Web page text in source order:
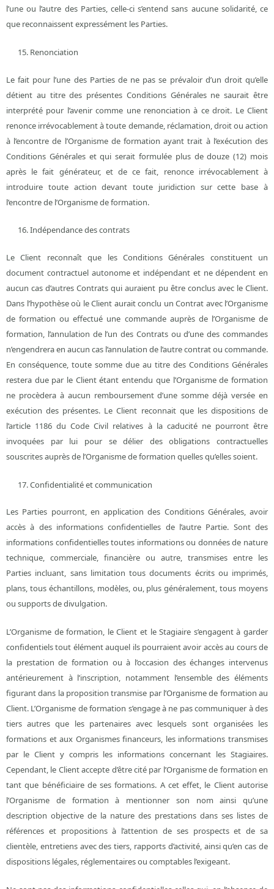
l’une ou l’autre des Parties, celle-ci s’entend sans aucune solidarité, ce
que reconnaissent expressément les Parties.
Renonciation
Le fait pour l’une des Parties de ne pas se prévaloir d’un droit qu’elle
détient au titre des présentes Conditions Générales ne saurait être
interprété pour l’avenir comme une renonciation à ce droit. Le Client
renonce irrévocablement à toute demande, réclamation, droit ou action
à l’encontre de l’Organisme de formation ayant trait à l’exécution des
Conditions Générales et qui serait formulée plus de douze (12) mois
après le fait générateur, et de ce fait, renonce irrévocablement à
introduire toute action devant toute juridiction sur cette base à
l’encontre de l’Organisme de formation.
Indépendance des contrats
Le Client reconnaît que les Conditions Générales constituent un
document contractuel autonome et indépendant et ne dépendent en
aucun cas d’autres Contrats qui auraient pu être conclus avec le Client.
Dans l’hypothèse où le Client aurait conclu un Contrat avec l’Organisme
de formation ou effectué une commande auprès de l’Organisme de
formation, l’annulation de l’un des Contrats ou d’une des commandes
n’engendrera en aucun cas l’annulation de l’autre contrat ou commande.
En conséquence, toute somme due au titre des Conditions Générales
restera due par le Client étant entendu que l’Organisme de formation
ne procèdera à aucun remboursement d’une somme déjà versée en
exécution des présentes. Le Client reconnait que les dispositions de
l’article 1186 du Code Civil relatives à la caducité ne pourront être
invoquées par lui pour se délier des obligations contractuelles
souscrites auprès de l’Organisme de formation quelles qu’elles soient.
Confidentialité et communication
Les Parties pourront, en application des Conditions Générales, avoir
accès à des informations confidentielles de l’autre Partie. Sont des
informations confidentielles toutes informations ou données de nature
technique, commerciale, financière ou autre, transmises entre les
Parties incluant, sans limitation tous documents écrits ou imprimés,
plans, tous échantillons, modèles, ou, plus généralement, tous moyens
ou supports de divulgation.
L’Organisme de formation, le Client et le Stagiaire s’engagent à garder
confidentiels tout élément auquel ils pourraient avoir accès au cours de
la prestation de formation ou à l’occasion des échanges intervenus
antérieurement à l’inscription, notamment l’ensemble des éléments
figurant dans la proposition transmise par l’Organisme de formation au
Client. L’Organisme de formation s’engage à ne pas communiquer à des
tiers autres que les partenaires avec lesquels sont organisées les
formations et aux Organismes financeurs, les informations transmises
par le Client y compris les informations concernant les Stagiaires.
Cependant, le Client accepte d’être cité par l’Organisme de formation en
tant que bénéficiaire de ses formations. A cet effet, le Client autorise
l’Organisme de formation à mentionner son nom ainsi qu’une
description objective de la nature des prestations dans ses listes de
références et propositions à l’attention de ses prospects et de sa
clientèle, entretiens avec des tiers, rapports d’activité, ainsi qu’en cas de
dispositions légales, réglementaires ou comptables l’exigeant.